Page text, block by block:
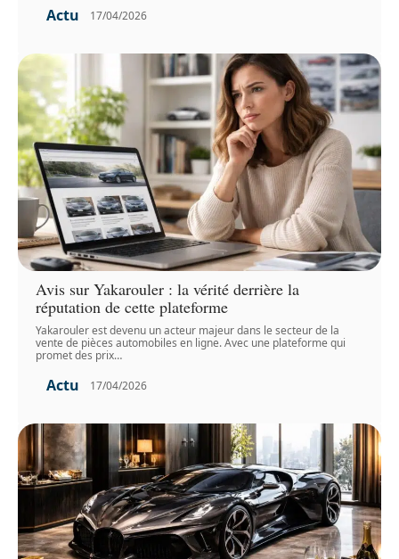
Actu 17/04/2026
Avis sur Yakarouler : la vérité derrière la
réputation de cette plateforme
Yakarouler est devenu un acteur majeur dans le secteur de la
vente de pièces automobiles en ligne. Avec une plateforme qui
promet des prix…
Actu 17/04/2026